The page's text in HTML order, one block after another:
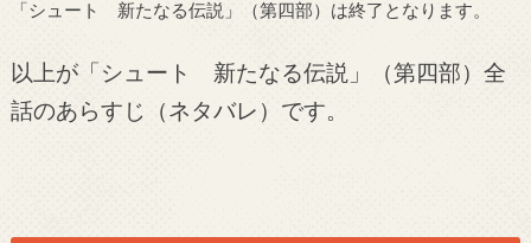
「シュート 新たなる伝説」（第四部）は終了となります。
以上が「シュート 新たなる伝説」（第四部）全
話のあらすじ（ネタバレ）です。